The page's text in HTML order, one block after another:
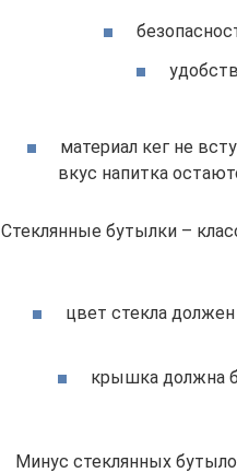
материал кег не
вкус напитка
Стеклянные бутылки –
цвет стекла
крышка должна
Минус стеклянных